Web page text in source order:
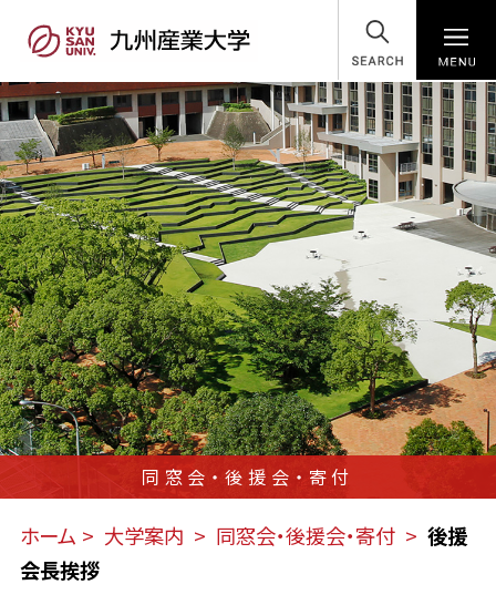
SEARCH
同窓会・後援会・寄付
ホーム 大学案内 同窓会・後援会・寄付
後援
会長挨拶